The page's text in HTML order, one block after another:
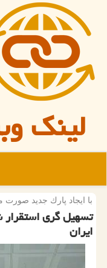
لینک
با ایجاد پارك جدید صورت
تسهیل گری
ایران